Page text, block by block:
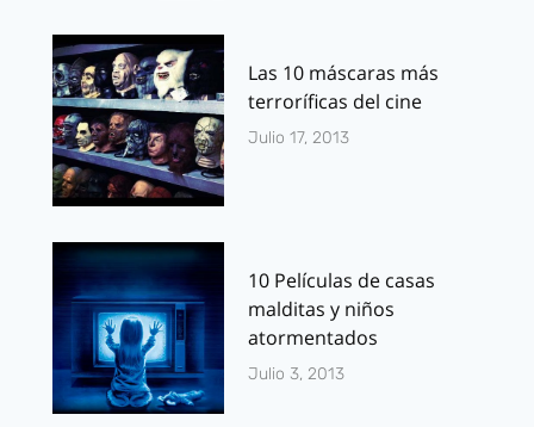
Las 10 máscaras más
terroríficas del cine
Julio 17, 2013
10 Películas de casas
malditas y niños
atormentados
Julio 3, 2013